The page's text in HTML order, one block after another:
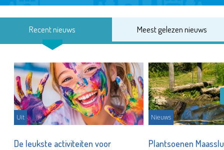
Recent nieuws Meest gelezen nieuws
Uit
De leukste activiteiten voor
Nieuws
Plantsoenen